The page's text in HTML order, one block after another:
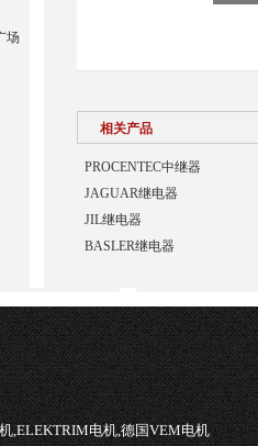
相关产品
PROCENTEC中继器
JAGUAR继电器
JIL继电器
BASLER继电器
场
,ELEKTRIM电机,德国VEM电机